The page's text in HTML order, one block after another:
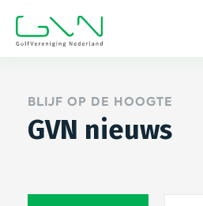
BLIJF OP DE HOOGTE
GVN nieuws